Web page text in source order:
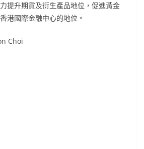
提升期貨及衍生產品地位，促進黃金
港國際金融中心的地位。
Choi